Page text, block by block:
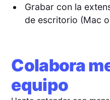
Grabar con la
de escritorio (Mac
Colabora
equipo